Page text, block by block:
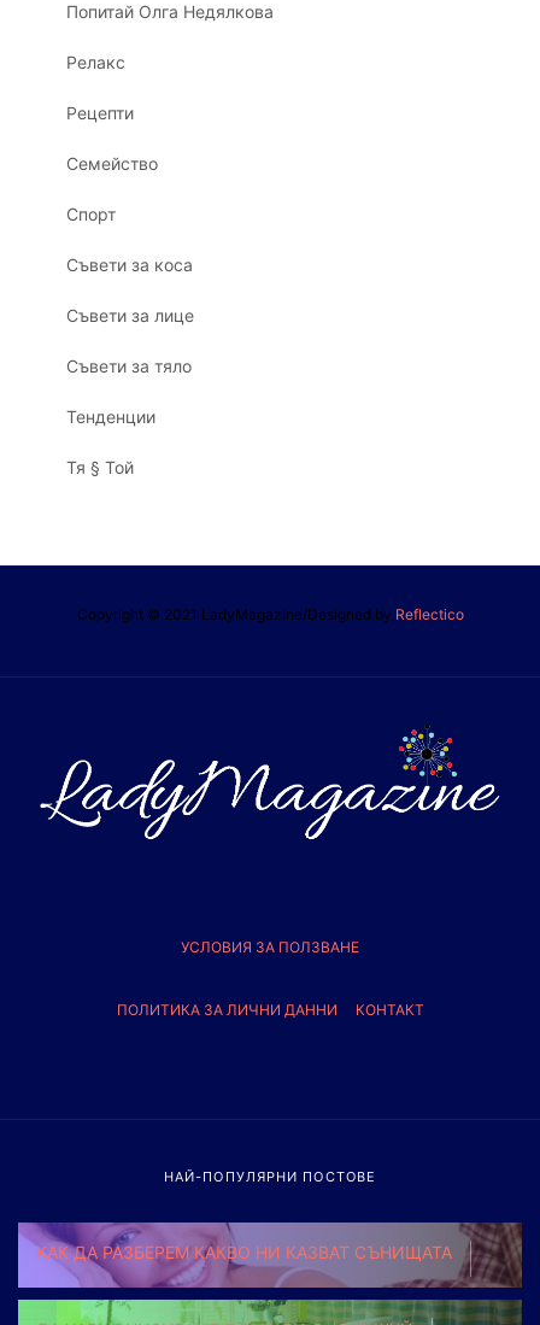
Попитай Олга Недялкова
Релакс
Рецепти
Семейство
Спорт
Съвети за коса
Съвети за лице
Съвети за тяло
Тенденции
Тя § Той
Copyright © 2021 LadyMagazine/Designed by Reflectico
УСЛОВИЯ ЗА ПОЛЗВАНЕ
ПОЛИТИКА ЗА ЛИЧНИ ДАННИ КОНТАКТ
НАЙ-ПОПУЛЯРНИ ПОСТОВЕ
КАК ДА РАЗБЕРЕМ КАКВО НИ КАЗВАТ СЪНИЩАТА